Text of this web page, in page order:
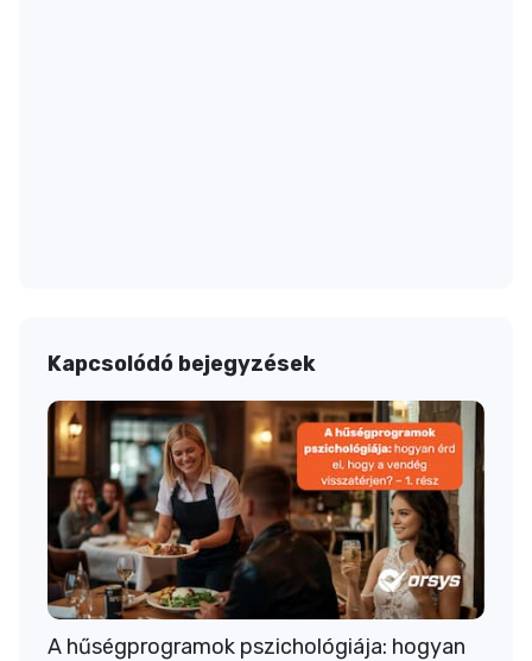
Kapcsolódó bejegyzések
A hűségprogramok pszichológiája: hogyan